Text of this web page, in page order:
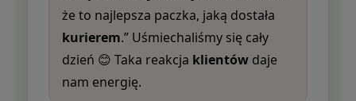
że to najlepsza paczka, jaką dostała
kurierem.” Uśmiechaliśmy się cały
dzień 😊 Taka reakcja klientów daje
nam energię.